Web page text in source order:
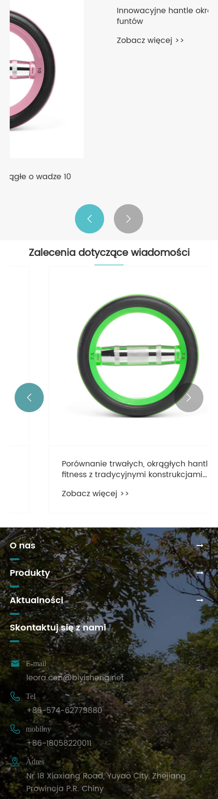
Innowacyjne hantle okrągłe o wadze 5
Zobacz więcej >>
 
Zalecenia dotyczące wiadomości
Porównanie trwałych, okrągłych hantli
fitness z tradycyjnymi konstrukcjami
Zobacz więcej >>
 
O nas
Produkty
Aktualności
Skontaktuj się z nami
 E-mail
leora.cen@biyisheng.net
 Tel
+86-574-62779880
 mobilny
+86-18058220011
 Adres
Nr 18 Xiaxiang Road, Yuyao City, Zhejiang
Prowincja P.R. Chiny